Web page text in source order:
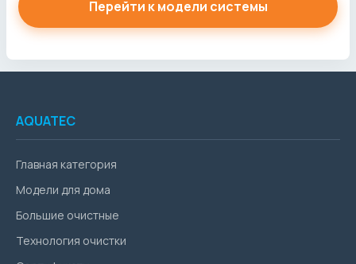
Перейти к модели системы
AQUATEC
Главная категория
Модели для дома
Большие очистные
Технология очистки